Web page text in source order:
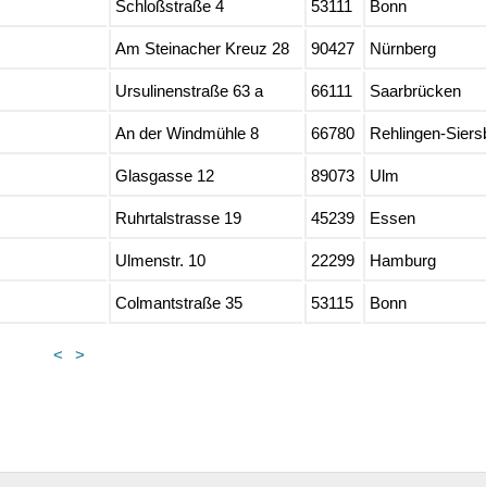
Schloßstraße 4 53111 Bonn
Am Steinacher Kreuz 28 90427 Nürnberg
Ursulinenstraße 63 a 66111 Saarbrücken
An der Windmühle 8 66780 Rehlingen-
Glasgasse 12 89073 Ulm
Ruhrtalstrasse 19 45239 Essen
Ulmenstr. 10 22299 Hamburg
Colmantstraße 35 53115 Bonn
< >